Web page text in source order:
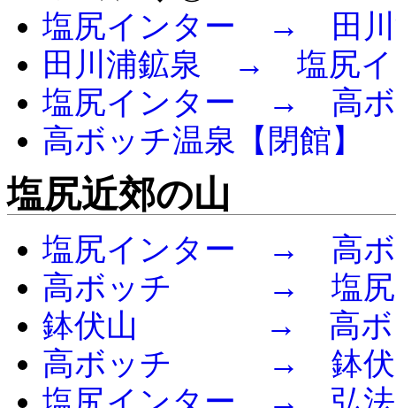
塩尻インター → 田川
田川浦鉱泉 → 塩尻イ
塩尻インター → 高ボ
高ボッチ温泉【閉館
塩尻近郊の山
塩尻インター → 高ボ
高ボッチ → 塩尻
鉢伏山 → 高ボ
高ボッチ → 鉢伏